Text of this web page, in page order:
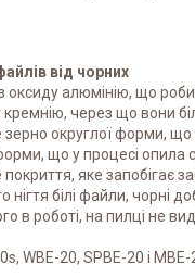
від чорних
оксиду алюмінію, що
через що вони
округлої форми,
що у процесі опила
покриття, яке
білі файли, чорні
в роботі, на пилці не
WBE-20, SPBE-20 і MBE-